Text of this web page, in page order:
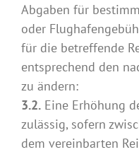
Abgaben für
oder
für die betreffende
entsprechend den
zu ändern:
3.2. Eine Erhöhung
zulässig, sofern
dem vereinbarten